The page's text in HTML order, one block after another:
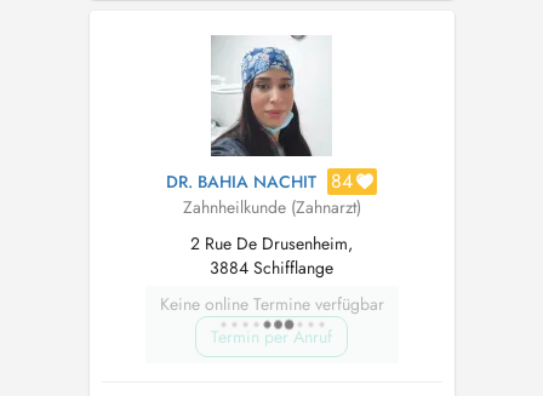
une vaste expérience en ...
DR. BAHIA NACHIT 84
Zahnheilkunde (Zahnarzt)
2 Rue De Drusenheim,
3884 Schifflange
Keine online Termine verfügbar
Termin per Anruf